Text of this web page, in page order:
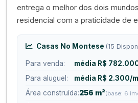
entrega o melhor dos dois
residencial com a praticidade de
Casas No Montese (15
Para venda: média R$
Para aluguel: média R$ 2.300/
Área construída:256 m²(base: 6